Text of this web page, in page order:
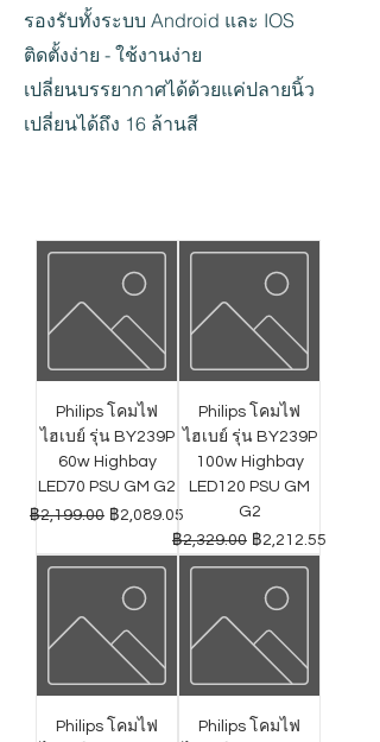
รองรับทั้งระบบ Android และ IOS
ติดตั้งง่าย - ใช้งานง่าย
เปลี่ยนบรรยากาศได้ด้วยแค่ปลายนิ้ว
เปลี่ยนได้ถึง 16 ล้านสี
Philips โคมไฟ
ไฮเบย์ รุ่น BY239P
60w Highbay
LED70 PSU GM G2
ราคาปกติ
฿2,199.00 ราคาขายลด
฿2,089.05
Philips โคมไฟ
ไฮเบย์ รุ่น BY239P
100w Highbay
LED120 PSU GM
G2
ราคาปกติ
฿2,329.00 ราคาขายลด
฿2,212.55
Philips โคมไฟ
Philips โคมไฟ